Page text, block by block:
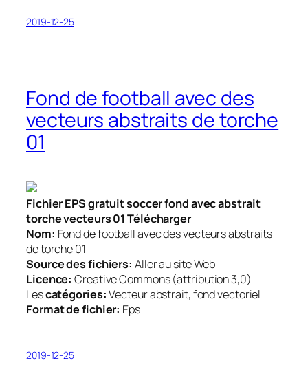
2019-12-25
Fond de football avec des
vecteurs abstraits de torche
01
Fichier EPS gratuit soccer fond avec abstrait
torche vecteurs 01 Télécharger
Nom: Fond de football avec des vecteurs abstraits
de torche 01
Source des fichiers: Aller au site Web
Licence: Creative Commons (attribution 3,0)
Lescatégories:Vecteur abstrait, fond vectoriel
Format de fichier: Eps
2019-12-25